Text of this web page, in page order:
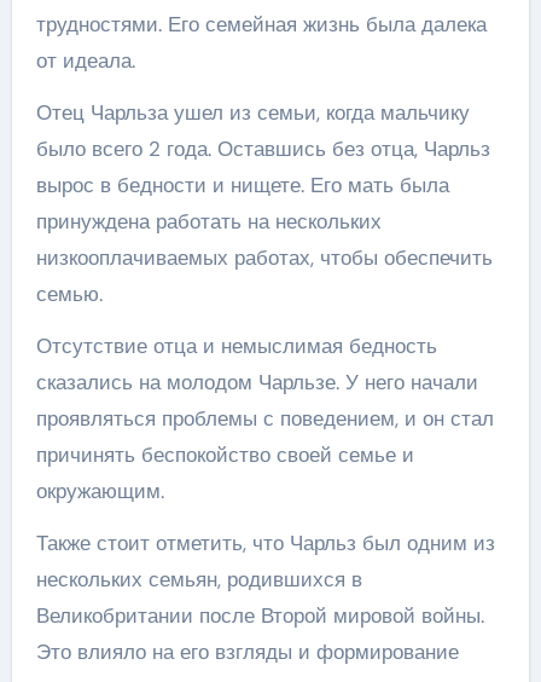
трудностями. Его семейная жизнь была далека
от идеала.
Отец Чарльза ушел из семьи, когда мальчику
было всего 2 года. Оставшись без отца, Чарльз
вырос в бедности и нищете. Его мать была
принуждена работать на нескольких
низкооплачиваемых работах, чтобы обеспечить
семью.
Отсутствие отца и немыслимая бедность
сказались на молодом Чарльзе. У него начали
проявляться проблемы с поведением, и он стал
причинять беспокойство своей семье и
окружающим.
Также стоит отметить, что Чарльз был одним из
нескольких семьян, родившихся в
Великобритании после Второй мировой войны.
Это влияло на его взгляды и формирование